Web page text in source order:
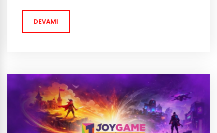
espor ekosistemini, yapay zekanın oyun sektörüne...
DEVAMI